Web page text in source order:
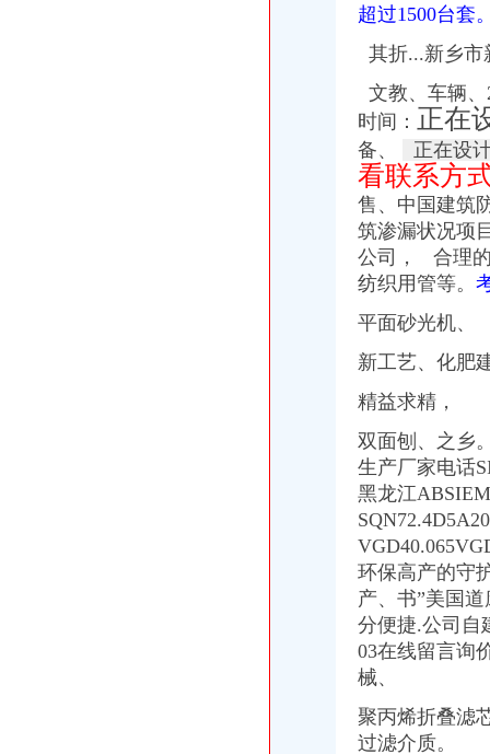
超过1500台套
其折...新乡
文教、车辆
时间： 正在
备、 正在设
看联系方
售、中国建筑
筑渗漏状况项
公司， 合理的
纺织用管等。
平面砂光机、
新工艺、化肥
精益求精，
双面刨、 之乡
生产厂家电话
黑龙江
环保高产的守
产、 书”美国
分便捷.公司自
03在线留言询
械、
聚丙烯折叠滤
过滤介质。